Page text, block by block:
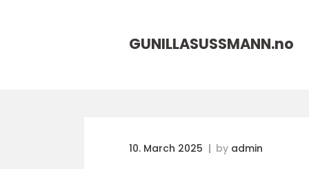
GUNILLASUSSMANN.no
10. March 2025 by admin